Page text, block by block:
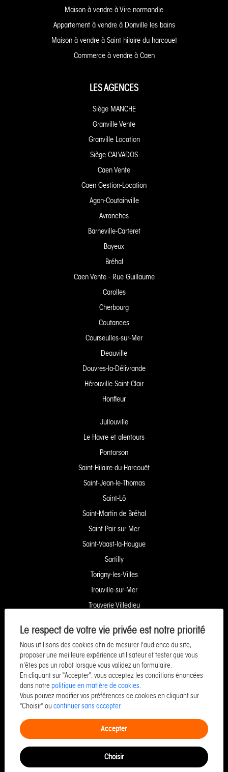
Le respect de votre vie privée est notre priorité
Nous utilisons des cookies afin de mesurer l'audience du site,
proposer une meilleure expérience utilisateur et tester que vous
n'êtes pas un robot lorsque vous validez un formulaire.
En cliquant sur "Accepter", vous acceptez les conditions énoncées
dans notre politique en matière de cookies.
Vous pouvez modifier vos préférences de cookies en cliquant sur
"Choisir" ou continuer sans accepter.
Accepter
Choisir
Maison à vendre à Vire normandie
Appartement à vendre à Donville les bains
Maison à vendre à Saint hilaire du harcouet
Commerce à vendre à Caen
LES AGENCES
Siège MANCHE
Granville Vente
Granville Location
Siège CALVADOS
Caen Vente
Caen Gestion-Location
Agon-Coutainville
Avranches
Barneville-Carteret
Bayeux
Bréhal
Caen Vente - Rue Guillaume
Carolles
Cherbourg
Coutances
Courseulles-sur-Mer
Deauville
Douvres-la-Délivrande
Hérouville-Saint-Clair
Honfleur
Jullouville
Le Havre et alentours
Pontorson
Saint-Hilaire-du-Harcouët
Saint-Jean-le-Thomas
Saint-Lô
Saint-Martin de Bréhal
Saint-Pair-sur-Mer
Saint-Vaast-la-Hougue
Sartilly
Torigny-les-Villes
Trouville-sur-Mer
Trouverie Villedieu
Villers-Bocage
Yquelon Service Copropriété
Service Pozzo Financement
Service Pozzo Patrimoine
Service Pozzo Promotion
Service Pozzo Entreprise & Commerce
©Copyright 2026 Pozzo - Billie.immo